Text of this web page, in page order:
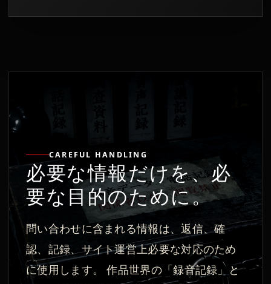
CAREFUL HANDLING
必要な情報だけを、必
要な目的のために。
問い合わせに含まれる情報は、返信、確
認、記録、サイト運営上必要な対応のため
に使用します。 作品世界の「録音記録」と